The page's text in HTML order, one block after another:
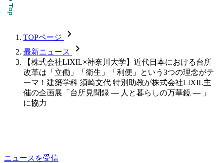
TOPページ chevron_forward
最新ニュース chevron_forward
【株式会社LIXIL×神奈川大学】近代日本における台所
改革は「立働」「衛生」「利便」という3つの理念がテ
ーマ！建築学科 須崎文代 特別助教が株式会社LIXIL主
催の企画展「台所見聞録 — 人と暮らしの万華鏡 — 」
に協力
ニュースを受信